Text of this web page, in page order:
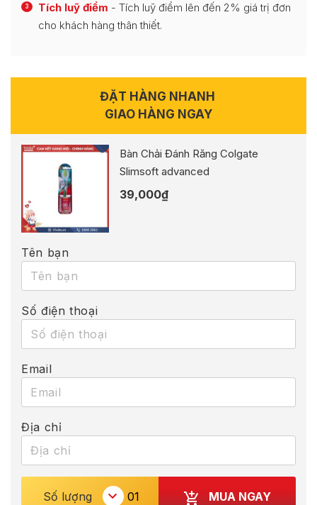
3 Tích luỹ điểm - Tích luỹ điểm lên đến 2% giá trị đơn
cho khách hàng thân thiết.
ĐẶT HÀNG NHANH
GIAO HÀNG NGAY
Bàn Chải Đánh Răng Colgate
Slimsoft advanced
39,000₫
Tên bạn
Số điện thoại
Email
Địa chỉ
Số lượng MUA NGAY